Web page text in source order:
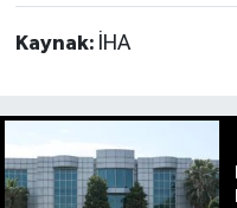
Kaynak: İHA